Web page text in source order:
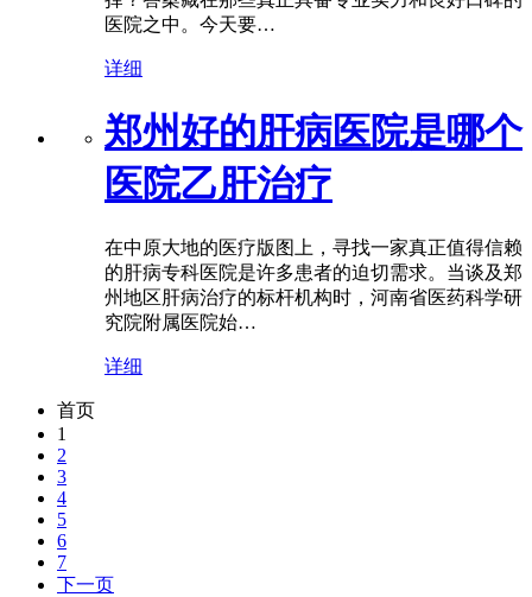
医院之中。今天要…
详细
郑州好的肝病医院是哪个
医院乙肝治疗
在中原大地的医疗版图上，寻找一家真正值得信赖
的肝病专科医院是许多患者的迫切需求。当谈及郑
州地区肝病治疗的标杆机构时，河南省医药科学研
究院附属医院始…
详细
首页
1
2
3
4
5
6
7
下一页